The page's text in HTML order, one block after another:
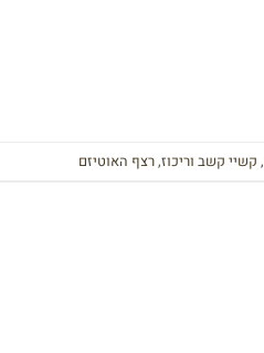
, קשיי קשב וריכוז,רצף האוטיזם